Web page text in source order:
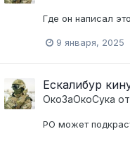
Где он написал
9 января, 2025
Ескалибур
ОкоЗаОкоСука
РО может